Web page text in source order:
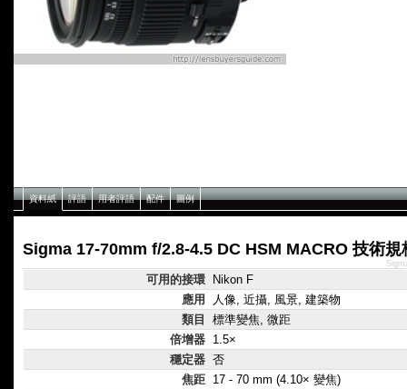
資料紙 評語 用者評語 配件 圖例
Sigma 17-70mm f/2.8-4.5 DC HSM MACRO 技術規
可用的接環
Nikon F
應用
人像, 近攝, 風景, 建築物
類目
標準變焦, 微距
倍增器 1.5×
穩定器 否
焦距 17 - 70 mm (4.10× 變焦)